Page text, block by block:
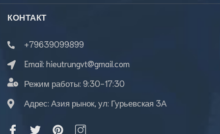
КОНТАКТ
+79639099899
Email: hieutrungvt@gmail.com
Режим работы: 9:30-17:30
Адрес: Азия рынок, ул: Гурьевская 3А